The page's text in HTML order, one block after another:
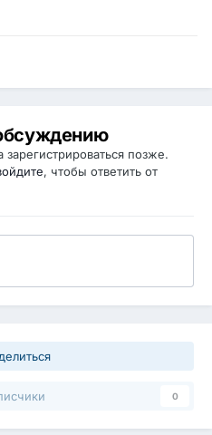
позже.
, чтобы ответить от
0